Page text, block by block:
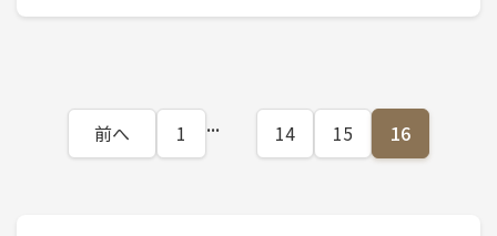
前へ 1 ... 14 15 16